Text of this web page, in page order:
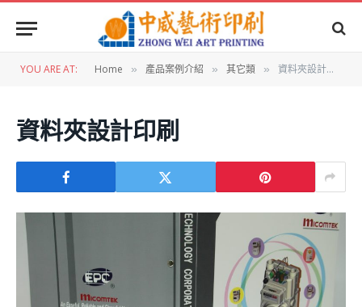
YOU ARE AT: Home » 產品案例介紹 » 其它類 » 資料夾設計印刷
資料夾設計印刷